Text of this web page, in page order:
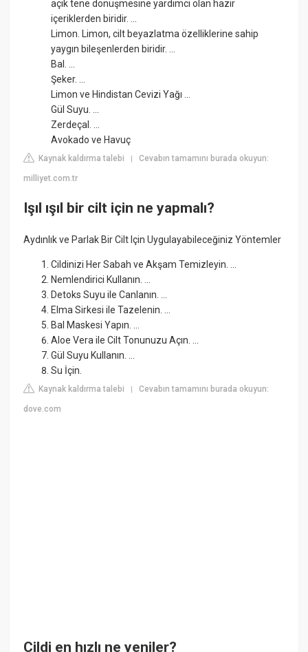
açık tene dönüşmesine yardımcı olan hazır
içeriklerden biridir. ...
Limon. Limon, cilt beyazlatma özelliklerine sahip
yaygın bileşenlerden biridir. ...
Bal. ...
Şeker. ...
Limon ve Hindistan Cevizi Yağı ...
Gül Suyu. ...
Zerdeçal. ...
Avokado ve Havuç
Kaynak kaldırma talebi |Cevabın tamamını burada okuyun:
milliyet.com.tr
Işıl ışıl bir cilt için ne yapmalı?
Aydınlık ve Parlak Bir Cilt Için Uygulayabileceğiniz Yöntemler
Cildinizi Her Sabah ve Akşam Temizleyin. ...
Nemlendirici Kullanın. ...
Detoks Suyu ile Canlanın. ...
Elma Sirkesi ile Tazelenin. ...
Bal Maskesi Yapın. ...
Aloe Vera ile Cilt Tonunuzu Açın. ...
Gül Suyu Kullanın. ...
Su İçin.
Kaynak kaldırma talebi |Cevabın tamamını burada okuyun:
dove.com
Cildi en hızlı ne yeniler?